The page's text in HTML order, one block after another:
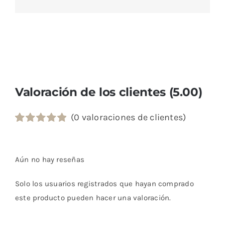
Valoración de los clientes (5.00)
valoración
(0 valoraciones de clientes)
Aún no hay reseñas
Solo los usuarios registrados que hayan comprado
este producto pueden hacer una valoración.